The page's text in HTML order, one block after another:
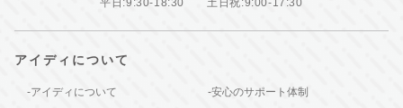
平日:9:30-18:30 土日祝:9:00-17:30
アイディについて
-アイディについて -安心のサポート体制